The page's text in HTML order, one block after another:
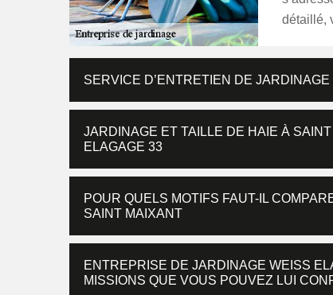
détaillé,
SERVICE D’ENTRETIEN DE
JARDINAGE ET TAILLE DE HAIE À
ELAGAGE 33
POUR QUELS MOTIFS FAUT-IL
SAINT MAIXANT
ENTREPRISE DE JARDINAGE WEISS
MISSIONS QUE VOUS POUVEZ LUI